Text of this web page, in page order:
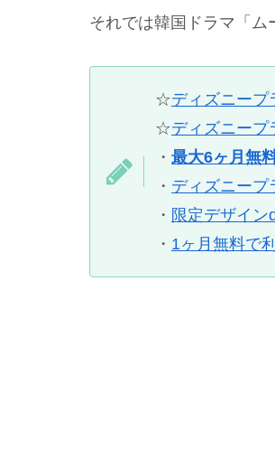
それでは韓国ドラマ「ム
☆ディズニープ
☆ディズニープ
・ 最大6ヶ月無
・ ディズニープ
・ 限定デザイ
・ 1ヶ月無料で